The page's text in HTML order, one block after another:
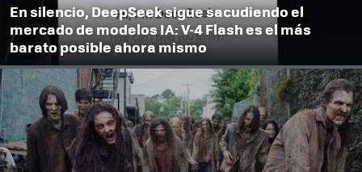
En silencio, DeepSeek sigue sacudiendo el
mercado de modelos IA: V-4 Flash es el más
barato posible ahora mismo